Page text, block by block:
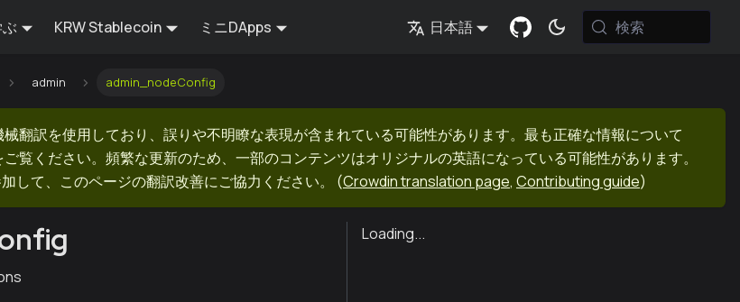
KRW Stablecoin ミニDApps 日本語 検索
admin admin_nodeConfig
翻訳を使用しており、誤りや不明瞭な表現が含まれている可能性があります。最も正確な情報について
覧ください。頻繁な更新のため、一部のコンテンツはオリジナルの英語になっている可能性があります。
して、このページの翻訳改善にご協力ください。
(Crowdin translation page, Contributing guide)
Loading...